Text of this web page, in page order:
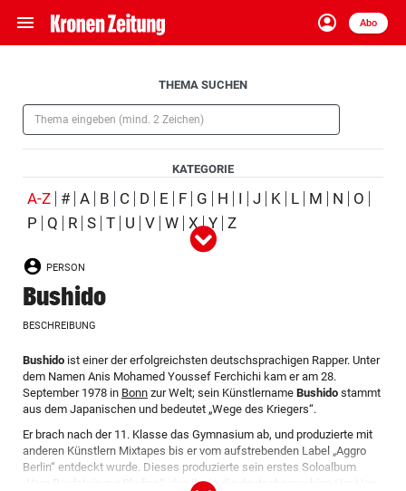
menu Navigation
ein-/ausklappen
account_circle
Anmelden
Abo
close Schließen
account_circle
arrow_right
pin_drop
Wien arrow_rightBundesland
Suchbegriff
eingeben
Muthgasse 2, 1190 Wien
THEMA SUCHEN
KATEGORIE
Alle
(ausgewählt)
Person Ort
A-Z(ausgewählt)
# A B C D E F G H I J K L M N
O
P
Q R S T U V W X Y Z
PERSON
Bushido
BESCHREIBUNG
Aufklappen
Bushido ist einer der erfolgreichsten deutschsprachigen Rapper. Unter
dem Namen Anis Mohamed Youssef Ferchichi kam er am 28.
September 1978 in Bonn zur Welt; sein Künstlername Bushido stammt
aus dem Japanischen und bedeutet „Wege des Kriegers“.
Er brach nach der 11. Klasse das Gymnasium ab, und produzierte mit
anderen Künstlern Mixtapes bis er vom aufstrebenden Label „Aggro
Berlin“ entdeckt wurde. Dieses produzierte sein erstes Soloalbum
„Vom Bordstein zur Skyline“, das ihn in die deutschsprachige Hip-Hop-